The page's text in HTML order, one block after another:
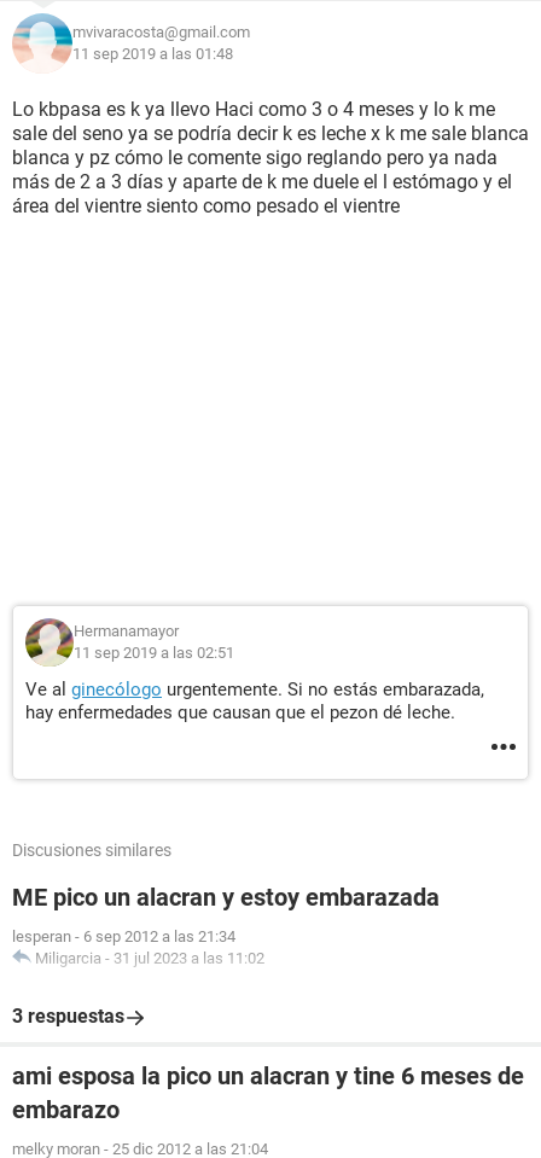
mvivaracosta@gmail.com
11 sep 2019 a las 01:48
Lo kbpasa es k ya llevo Haci como 3 o 4 meses y lo k me
sale del seno ya se podría decir k es leche x k me sale blanca
blanca y pz cómo le comente sigo reglando pero ya nada
más de 2 a 3 días y aparte de k me duele el l estómago y el
área del vientre siento como pesado el vientre
Hermanamayor
11 sep 2019 a las 02:51
Ve al ginecólogo urgentemente. Si no estás embarazada,
hay enfermedades que causan que el pezon dé leche.
Discusiones similares
ME pico un alacran y estoy embarazada
lesperan - 6 sep 2012 a las 21:34
Miligarcia - 31 jul 2023 a las 11:02
3 respuestas
ami esposa la pico un alacran y tine 6 meses de
embarazo
melky moran - 25 dic 2012 a las 21:04